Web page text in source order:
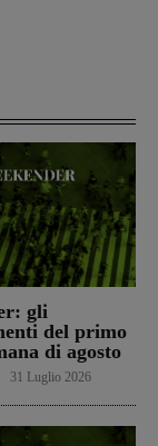
gli
del primo
di agosto
31 Luglio 2026